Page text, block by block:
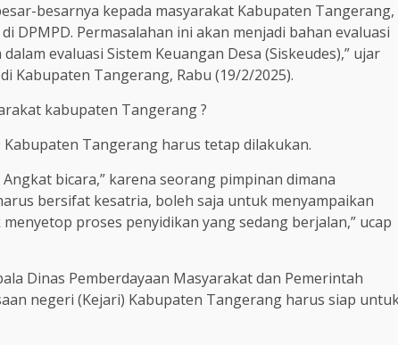
besarnya kepada masyarakat Kabupaten Tangerang,
DPMPD. Permasalahan ini akan menjadi bahan evaluasi
evaluasi Sistem Keuangan Desa (Siskeudes),” ujar
Kabupaten Tangerang, Rabu (19/2/2025).
kabupaten Tangerang ?
Kabupaten Tangerang harus tetap dilakukan.
bicara,” karena seorang pimpinan dimana
bersifat kesatria, boleh saja untuk menyampaikan
proses penyidikan yang sedang berjalan,” ucap
Dinas Pemberdayaan Masyarakat dan Pemerintah
negeri (Kejari) Kabupaten Tangerang harus siap